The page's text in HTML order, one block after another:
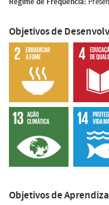
Objetivos de
Objetivos de